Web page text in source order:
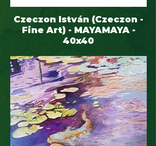
Czeczon István (Czeczon -
Fine Art) - MAYAMAYA -
40x40